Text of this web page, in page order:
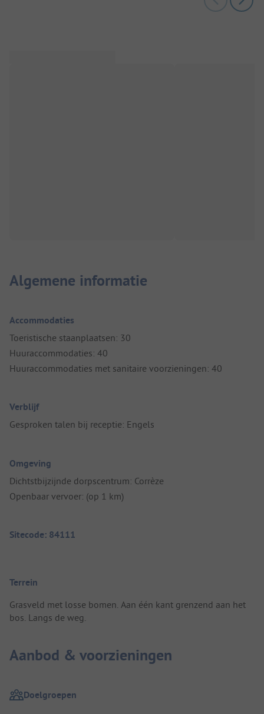
Algemene informatie
Accommodaties
Toeristische staanplaatsen: 30
Huuraccommodaties: 40
Huuraccommodaties met sanitaire voorzieningen: 40
Verblijf
Gesproken talen bij receptie: Engels
Omgeving
Dichtstbijzijnde dorpscentrum: Corrèze
Openbaar vervoer: (op 1 km)
Sitecode: 84111
Terrein
Grasveld met losse bomen. Aan één kant grenzend aan het
bos. Langs de weg.
Aanbod & voorzieningen
Doelgroepen